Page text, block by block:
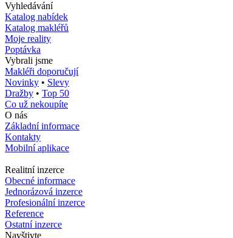
Vyhledávání
Katalog nabídek
Katalog makléřů
Moje reality
Poptávka
Vybrali jsme
Makléři doporučují
Novinky • Slevy
Dražby • Top 50
Co už nekoupíte
O nás
Základní informace
Kontakty
Mobilní aplikace
Realitní inzerce
Obecné informace
Jednorázová inzerce
Profesionální inzerce
Reference
Ostatní inzerce
Navštivte